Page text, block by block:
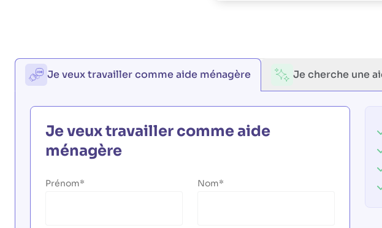
Je veux travailler comme aide ménagère Je cherche une
Je veux travailler comme aide
ménagère
Prénom Nom